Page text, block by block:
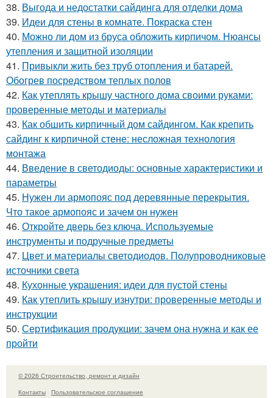
38. Выгода и недостатки сайдинга для отделки дома
39. Идеи для стены в комнате. Покраска стен
40. Можно ли дом из бруса обложить кирпичом. Нюансы
утепления и защитной изоляции
41. Привыкли жить без труб отопления и батарей.
Обогрев посредством теплых полов
42. Как утеплять крышу частного дома своими руками:
проверенные методы и материалы
43. Как обшить кирпичный дом сайдингом. Как крепить
сайдинг к кирпичной стене: несложная технология
монтажа
44. Введение в светодиоды: основные характеристики и
параметры
45. Нужен ли армопояс под деревянные перекрытия.
Что такое армопояс и зачем он нужен
46. Откройте дверь без ключа. Используемые
инструменты и подручные предметы
47. Цвет и материалы светодиодов. Полупроводниковые
источники света
48. Кухонные украшения: идеи для пустой стены
49. Как утеплить крышу изнутри: проверенные методы и
инструкции
50. Сертификация продукции: зачем она нужна и как ее
пройти
© 2026 Строительство, ремонт и дизайн
Контакты
Пользовательское соглашение